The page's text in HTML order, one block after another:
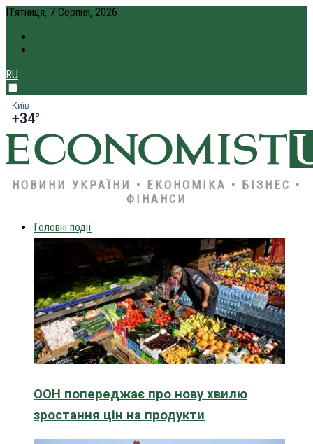
П’ятниця, 7 Серпня, 2026
RU
Київ
+34°
НОВИНИ УКРАЇНИ • ЕКОНОМІКА • БІЗНЕС •
ФІНАНСИ
Головні події
ООН попереджає про нову хвилю
зростання цін на продукти